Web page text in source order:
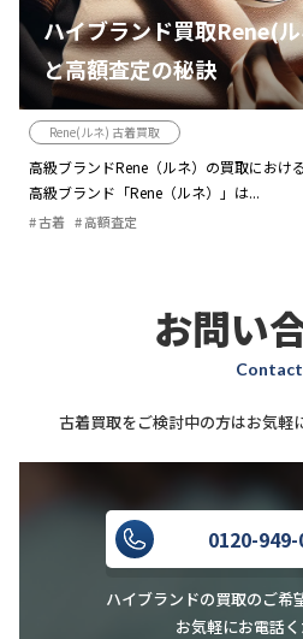
ハイブランド買取Rene(
と高額査定の秘訣
Rene(ルネ) 古着買取
高級ブランドRene（ルネ）の買取におけ
高級ブランド「Rene（ルネ）」は...
古着 高額査定
お問い
Contact
古着買取をご検討中の方はお気軽
0120-
ハイブランドの買取のご希
お気軽にお電話く